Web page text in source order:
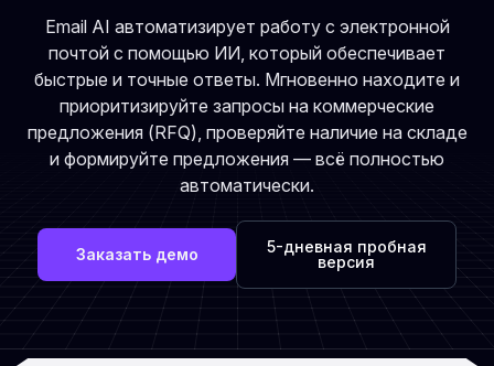
Email AI автоматизирует работу с электронной
почтой с помощью ИИ, который обеспечивает
быстрые и точные ответы. Мгновенно находите и
приоритизируйте запросы на коммерческие
предложения (RFQ), проверяйте наличие на складе
и формируйте предложения — всё полностью
автоматически.
Заказать демо
5-дневная пробная
версия